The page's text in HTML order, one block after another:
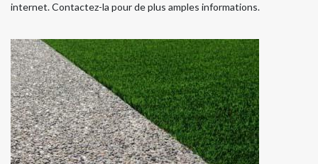
internet. Contactez-la pour de plus amples informations.